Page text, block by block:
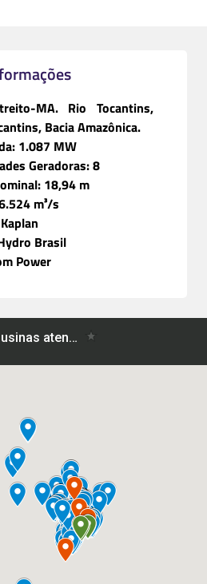
MA. Rio Tocantins,
Bacia Amazônica.
1.087 MW
Geradoras: 8
18,94 m
m³/s
Brasil
Power